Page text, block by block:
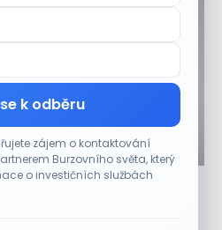
k odběru
zájem o kontaktování
Burzovního světa, který
o investičních službách
noc zdvojnásobily, pátek